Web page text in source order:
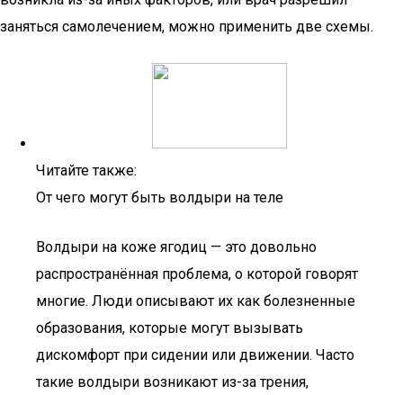
заняться самолечением, можно применить две схемы.
Читайте также:
От чего могут быть волдыри на теле
Волдыри на коже ягодиц — это довольно
распространённая проблема, о которой говорят
многие. Люди описывают их как болезненные
образования, которые могут вызывать
дискомфорт при сидении или движении. Часто
такие волдыри возникают из-за трения,